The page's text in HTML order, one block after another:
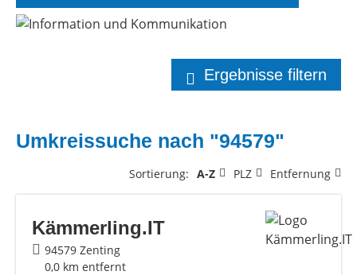
Ergebnisse filtern
Umkreissuche nach "94579"
Sortierung: A-Z PLZ Entfernung
Kämmerling.IT
94579 Zenting
0,0 km entfernt